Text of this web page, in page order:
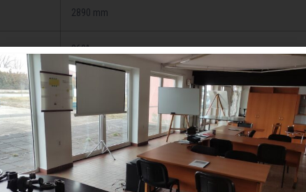
2890 mm
360°
345 mm
255 mm